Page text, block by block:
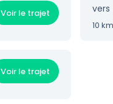
Voir le trajet vers
10 km
Voir le trajet